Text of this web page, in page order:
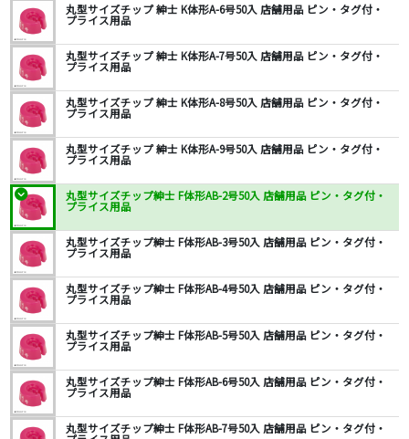
丸型サイズチップ 紳士 K体形A-6号50入 店舗用品 ピン・タグ付・
プライス用品
丸型サイズチップ 紳士 K体形A-7号50入 店舗用品 ピン・タグ付・
プライス用品
丸型サイズチップ 紳士 K体形A-8号50入 店舗用品 ピン・タグ付・
プライス用品
丸型サイズチップ 紳士 K体形A-9号50入 店舗用品 ピン・タグ付・
プライス用品
丸型サイズチップ紳士 F体形AB-2号50入 店舗用品 ピン・タグ付・
プライス用品
丸型サイズチップ紳士 F体形AB-3号50入 店舗用品 ピン・タグ付・
プライス用品
丸型サイズチップ紳士 F体形AB-4号50入 店舗用品 ピン・タグ付・
プライス用品
丸型サイズチップ紳士 F体形AB-5号50入 店舗用品 ピン・タグ付・
プライス用品
丸型サイズチップ紳士 F体形AB-6号50入 店舗用品 ピン・タグ付・
プライス用品
丸型サイズチップ紳士 F体形AB-7号50入 店舗用品 ピン・タグ付・